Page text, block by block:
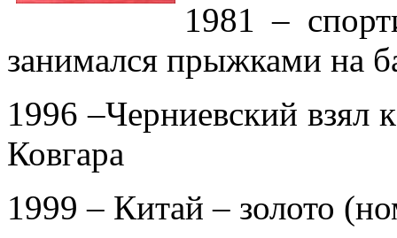
1981 –
занимался прыжками на
1996 –Черниевский взял
Ковгара
1999 – Китай – золото